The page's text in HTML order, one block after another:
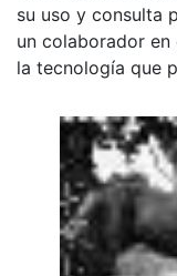
su uso y consulta
un colaborador
la tecnología que